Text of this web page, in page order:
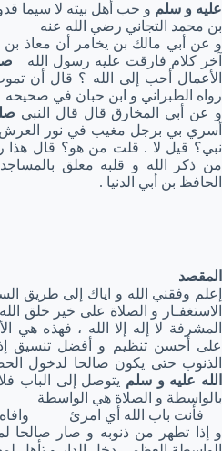
عليه و سلم و حب أهل بيته لا سيما
بن محمد التجاني رضي الله عنه
و عن أبي مالك بن يخامر أن معاذ
آخر كلام فارقت عليه رسول الله
الأعمال أحب إلى الله ؟ قال أن
رواه الطبراني و ابن حبان في صحيحه
و عن أبي المخارق قال قال النبي
أسري بي برجل مغيب في نور
نبي؟ قيل لا . قلت من هو؟ قال هذا
من ذكر الله و قلبه معلق
الحافظ بن أبي الدنيا .
المقصد
إعلم وفقني الله و اياك إلى طريق
الاستغفـار و الصلاة على خير خلق الله
المشرفة لا إله إلا الله ، فهذه هي
على أحسن تنظيم و أفضل تنسيق إذ
الذنوب حتى يكون صالحا لدخول
الله عليه و سلم يتوصل إلى الباب
بالواسطة و الصلاة هي الواسطة
فأنت باب الله أي امرئ
و إذا تطهر من ذنوبه و صار صالحا